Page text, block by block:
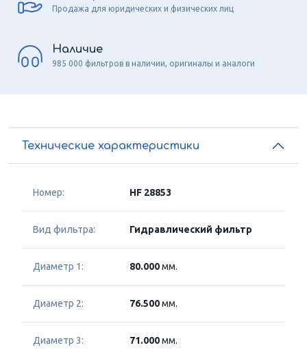
Продажа для юридических и физических лиц
Наличие
985 000 фильтров в наличии, оригиналы и аналоги
Технические характеристики
Номер: HF 28853
Вид фильтра: Гидравлический фильтр
Диаметр 1: 80.000мм.
Диаметр 2: 76.500мм.
Диаметр 3: 71.000мм.